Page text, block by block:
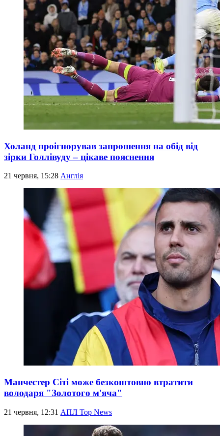
Холанд проігнорував запрошення на обід від
зірки Голлівуду – цікаве пояснення
21 червня, 15:28 Англія
Манчестер Сіті може безкоштовно втратити
володаря "Золотого м'яча"
21 червня, 12:31 АПЛ Top News